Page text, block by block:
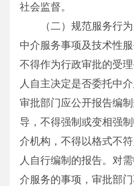
社会监督。
（二）规范服务行为
中介服务事项及技术性
不得作为行政审批的受
人自主决定是否委托中
审批部门应公开报告编
导，不得强制或变相强
介机构，不得以格式不
人自行编制的报告。对
介服务的事项，审批部